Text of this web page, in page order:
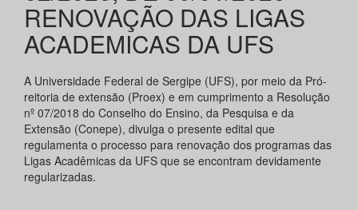
RENOVAÇÃO DAS LIGAS
ACADEMICAS DA UFS
A Universidade Federal de Sergipe (UFS), por meio da Pró-
reitoria de extensão (Proex) e em cumprimento a Resolução
nº 07/2018 do Conselho do Ensino, da Pesquisa e da
Extensão (Conepe), divulga o presente edital que
regulamenta o processo para renovação dos programas das
Ligas Acadêmicas da UFS que se encontram devidamente
regularizadas.